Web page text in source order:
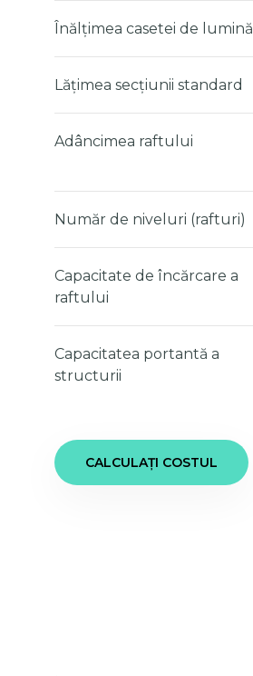
Înălțimea casetei de lumină
Lățimea secțiunii standard
Adâncimea raftului
Număr de niveluri (rafturi)
Capacitate de încărcare a
raftului
Capacitatea portantă a
structurii
CALCULAȚI COSTUL